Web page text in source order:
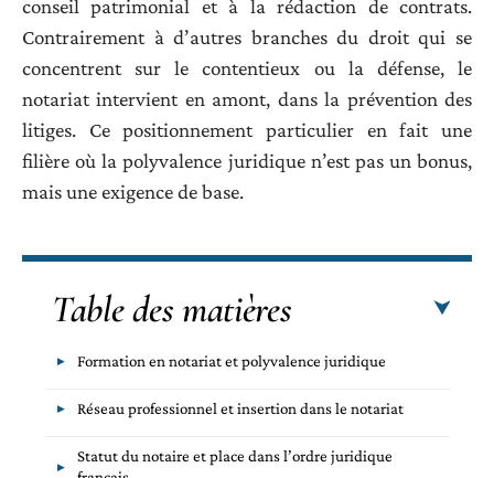
conseil patrimonial et à la rédaction de contrats.
Contrairement à d’autres branches du droit qui se
concentrent sur le contentieux ou la défense, le
notariat intervient en amont, dans la prévention des
litiges. Ce positionnement particulier en fait une
filière où la polyvalence juridique n’est pas un bonus,
mais une exigence de base.
Table des matières
Formation en notariat et polyvalence juridique
Réseau professionnel et insertion dans le notariat
Statut du notaire et place dans l’ordre juridique